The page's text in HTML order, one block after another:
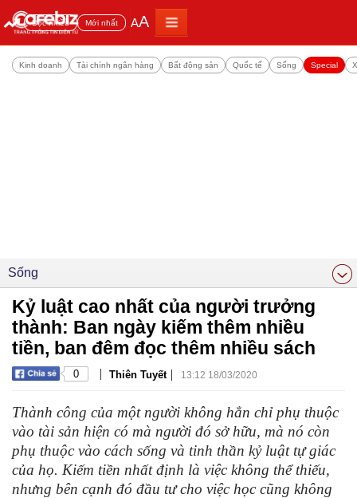
Đọc nhiều Mới nhất AA
Kinh doanh Tài chính ngân hàng Bất động sản Quốc tế Sống Special
Sống
Kỷ luật cao nhất của người trưởng
thành: Ban ngày kiếm thêm nhiều
tiền, ban đêm đọc thêm nhiều sách
0 | Thiên Tuyết | 13:12 18/03/2020
Thành công của một người không hẳn chỉ phụ thuộc
vào tài sản hiện có mà người đó sở hữu, mà nó còn
phụ thuộc vào cách sống và tinh thần kỷ luật tự giác
của họ. Kiếm tiền nhất định là việc không thể thiếu,
nhưng bên cạnh đó đầu tư cho việc học cũng không